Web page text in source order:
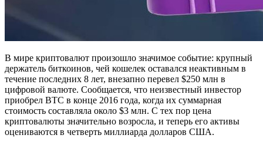
В мире криптовалют произошло значимое событие: крупный
держатель биткоинов, чей кошелек оставался неактивным в
течение последних 8 лет, внезапно перевел $250 млн в
цифровой валюте. Сообщается, что неизвестный инвестор
приобрел BTC в конце 2016 года, когда их суммарная
стоимость составляла около $3 млн. С тех пор цена
криптовалюты значительно возросла, и теперь его активы
оцениваются в четверть миллиарда долларов США.